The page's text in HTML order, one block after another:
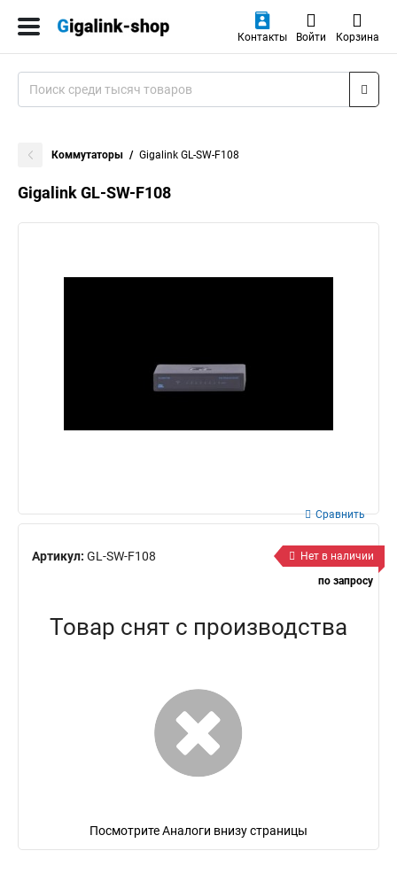
Контакты Войти Корзина
Коммутаторы Gigalink GL-SW-F108
Gigalink GL-SW-F108
Артикул: GL-SW-F108
Сравнить
Нет в наличии
по запросу
Товар снят с производства
Посмотрите Аналоги внизу страницы